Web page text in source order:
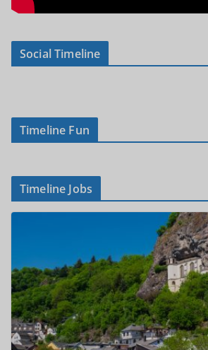
Social Timeline
Timeline Fun
Timeline Jobs